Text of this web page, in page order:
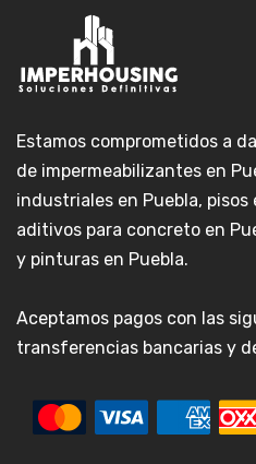
Estamos comprometidos a
de impermeabilizantes en
industriales en Puebla, pisos
aditivos para concreto en
y pinturas en Puebla.
Aceptamos pagos con las
transferencias bancarias y